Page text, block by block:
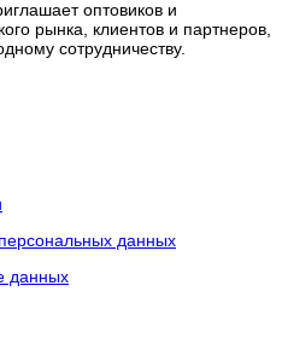
оптовиков и
рынка, клиентов и партнеров,
сотрудничеству.
данных
данных